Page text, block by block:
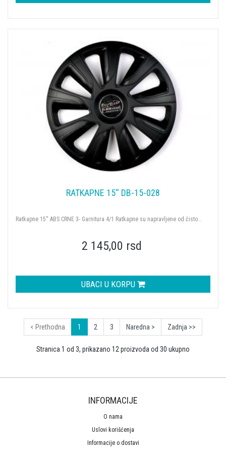
RATKAPNE 15'' DB-15-028
Ratkapne 15'' ABS CRNE 3- Garnitura 4/1 Ratkapne su napravljene od čisto...
2 145,00 rsd
UBACI U KORPU
< Prethodna 1 2 3 Naredna > Zadnja >>
Stranica 1 od 3, prikazano 12 proizvoda od 30 ukupno
INFORMACIJE
O nama
Uslovi korišćenja
Informacije o dostavi